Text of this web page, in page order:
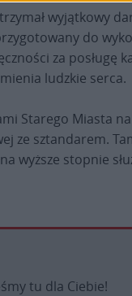
wyjątkowy
do
za posługę
ludzkie serca.
Starego Miasta
ze sztandarem.
wyższe stopnie
tu dla Ciebie!